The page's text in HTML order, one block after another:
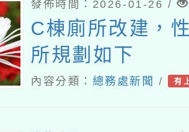
發佈時間：2026-01-26 /
C棟廁所改建，
所規劃如下
內容分類： 總務處新聞 / 有